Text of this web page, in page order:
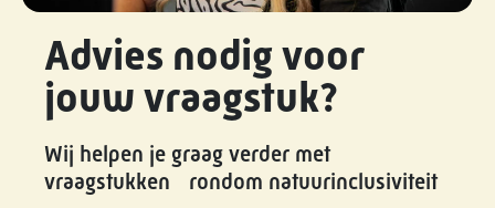
Advies nodig voor
jouw vraagstuk?
Wij helpen je graag verder met
vraagstukken rondom natuurinclusiviteit